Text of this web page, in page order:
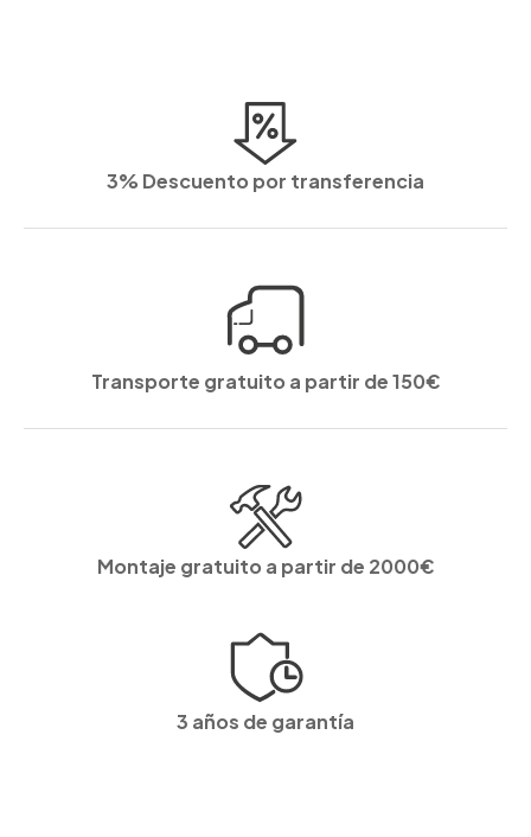
3% Descuento por transferencia
Transporte gratuito a partir de 150€
Montaje gratuito a partir de 2000€
3 años de garantía